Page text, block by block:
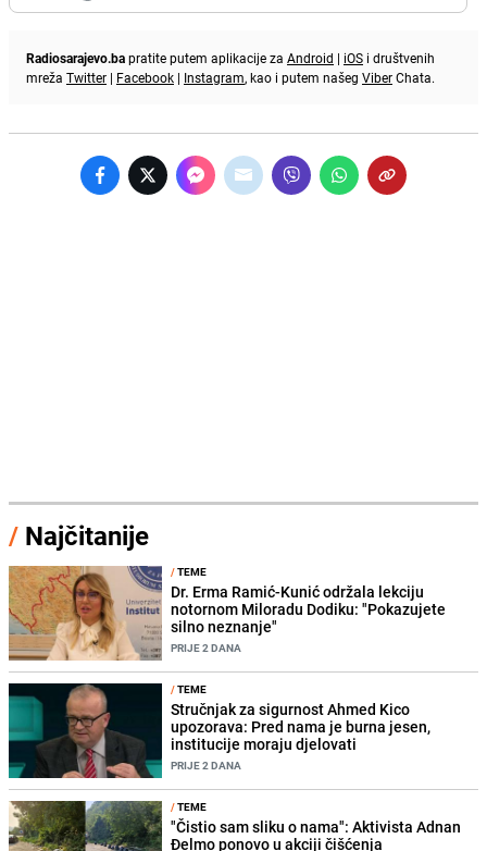
Radiosarajevo.bapratite putem aplikacije za Android | iOS i društvenih
mreža Twitter | Facebook | Instagram, kao i putem našeg ViberChata.
/ Najčitanije
/TEME
Dr. Erma Ramić-Kunić održala lekciju
notornom Miloradu Dodiku: "Pokazujete
silno neznanje"
PRIJE 2 DANA
/TEME
Stručnjak za sigurnost Ahmed Kico
upozorava: Pred nama je burna jesen,
institucije moraju djelovati
PRIJE 2 DANA
/TEME
"Čistio sam sliku o nama": Aktivista Adnan
Đelmo ponovo u akciji čišćenja